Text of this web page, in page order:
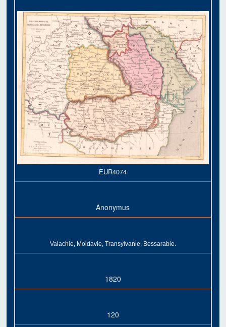
EUR4074
Anonymus
Valachie, Moldavie, Transylvanie, Bessarabie.
1820
120